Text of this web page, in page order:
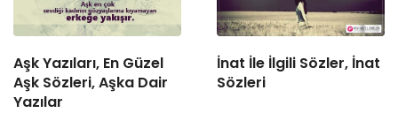
Aşk Yazıları, En Güzel
Aşk Sözleri, Aşka Dair
Yazılar
İnat İle İlgili Sözler, İnat
Sözleri